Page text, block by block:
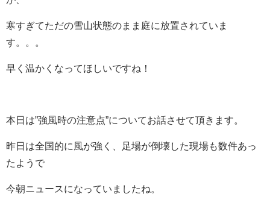
寒すぎてただの雪山状態のまま庭に放置されていま
す。。。
早く温かくなってほしいですね！
本日は”強風時の注意点”についてお話させて頂きます。
昨日は全国的に風が強く、足場が倒壊した現場も数件あっ
たようで
今朝ニュースになっていましたね。